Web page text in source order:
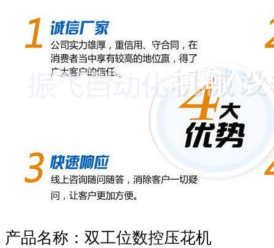
产品名称：双工位数控压花机